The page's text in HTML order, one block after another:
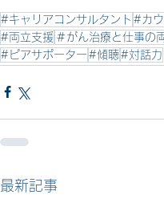
#キャリアコンサルタント #カ
#両立支援 ＃がん治療と仕事の
#ピアサポーター #傾聴 #対話力
最新記事